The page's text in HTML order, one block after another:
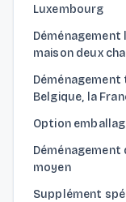
Luxembourg
Déménagement
maison deux
Belgique, la
Option
moyen
Supplément